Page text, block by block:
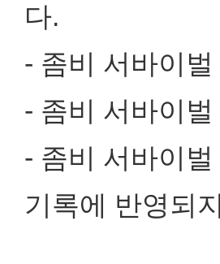
다.
- 좀비 서바이
- 좀비 서바이
- 좀비 서바이
기록에 반영되